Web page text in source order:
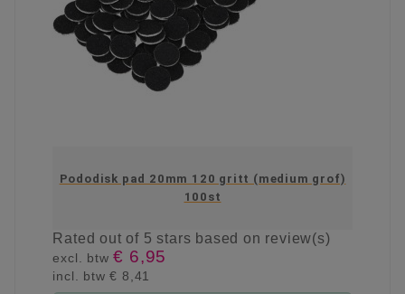
Pododisk pad 20mm 120 gritt (medium grof)
100st
Ratedout of 5 stars based on review(s)
excl. btw€ 6,95
incl. btw€ 8,41